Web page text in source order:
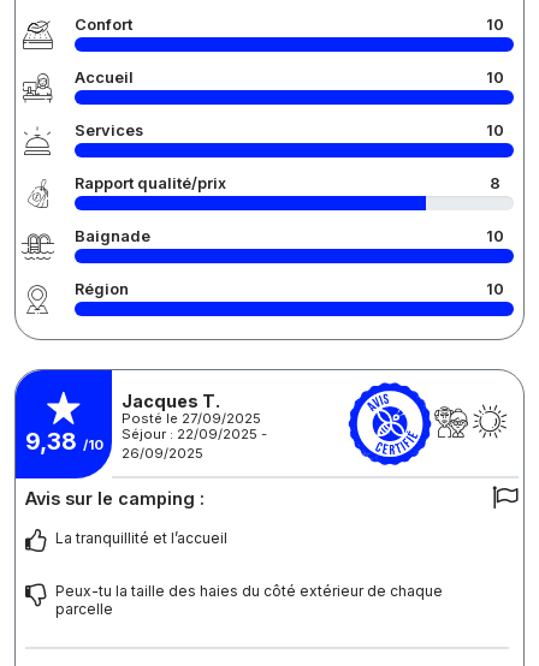
Confort 10
Accueil 10
Services 10
Rapport qualité/prix 8
Baignade 10
Région 10
9,38 /10
Jacques T.
Posté le 27/09/2025
Séjour : 22/09/2025 -
26/09/2025
Avis sur le camping :
La tranquillité et l’accueil
Peux-tu la taille des haies du côté extérieur de chaque
parcelle